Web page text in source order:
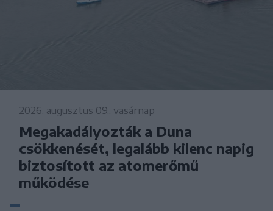
2026. augusztus 09., vasárnap
Megakadályozták a Duna
csökkenését, legalább kilenc napig
biztosított az atomerőmű
működése